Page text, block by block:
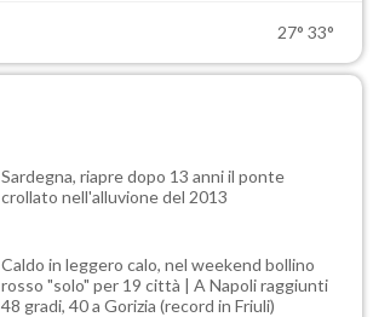
27° 33°
Sardegna, riapre dopo 13 anni il ponte
crollato nell'alluvione del 2013
Caldo in leggero calo, nel weekend bollino
rosso "solo" per 19 città | A Napoli raggiunti
48 gradi, 40 a Gorizia (record in Friuli)